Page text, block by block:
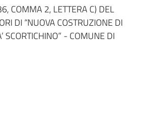
COMMA 2, LETTERA C) DEL
DI “NUOVA COSTRUZIONE DI
SCORTICHINO” - COMUNE DI